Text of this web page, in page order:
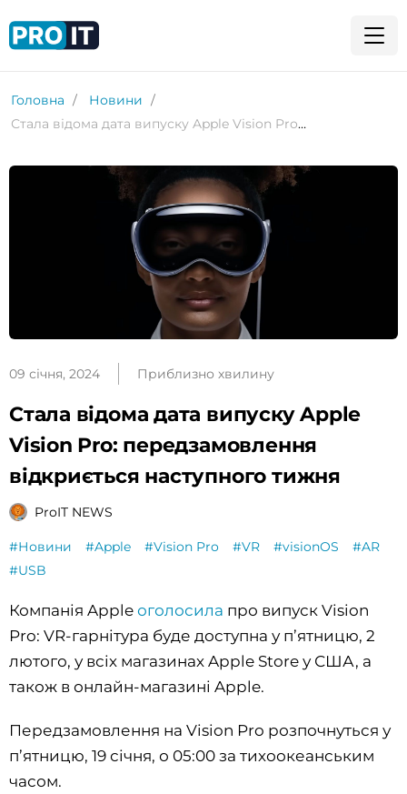
Головна
Новини
Стала відома дата випуску Apple Vision Pro: передзамовлення відкриється наступного тижня
09 січня, 2024 Приблизно хвилину
Стала відома дата випуску Apple
Vision Pro: передзамовлення
відкриється наступного тижня
ProIT NEWS
#Новини #Apple #Vision Pro #VR #visionOS
#AR
#USB
Компанія Apple оголосила про випуск Vision
Pro: VR-гарнітура буде доступна у п’ятницю, 2
лютого, у всіх магазинах Apple Store у США, а
також в онлайн-магазині Apple.
Передзамовлення на Vision Pro розпочнуться у
п’ятницю, 19 січня, о 05:00 за тихоокеанським
часом.